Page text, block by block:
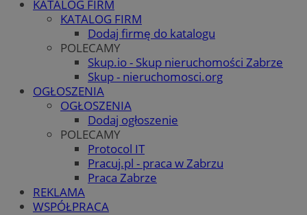
KATALOG FIRM
KATALOG FIRM
Dodaj firmę do katalogu
POLECAMY
Skup.io - Skup nieruchomości Zabrze
Skup - nieruchomosci.org
OGŁOSZENIA
OGŁOSZENIA
Dodaj ogłoszenie
POLECAMY
Protocol IT
Pracuj.pl - praca w Zabrzu
Praca Zabrze
REKLAMA
WSPÓŁPRACA